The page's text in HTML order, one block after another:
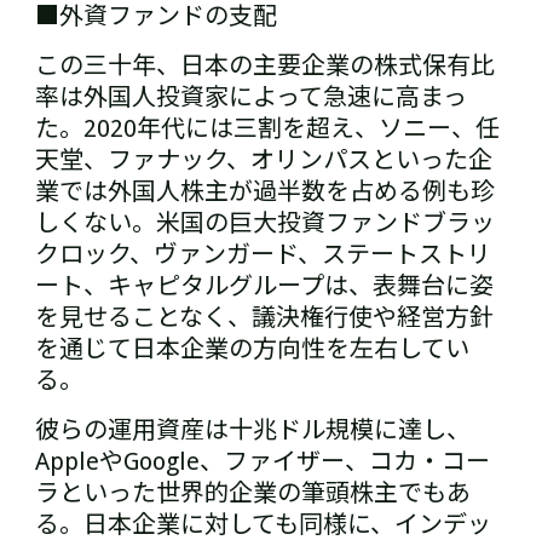
■外資ファンドの支配
この三十年、日本の主要企業の株式保有比
率は外国人投資家によって急速に高まっ
た。2020年代には三割を超え、ソニー、任
天堂、ファナック、オリンパスといった企
業では外国人株主が過半数を占める例も珍
しくない。米国の巨大投資ファンド――ブラッ
クロック、ヴァンガード、ステートストリ
ート、キャピタルグループ――は、表舞台に姿
を見せることなく、議決権行使や経営方針
を通じて日本企業の方向性を左右してい
る。
彼らの運用資産は十兆ドル規模に達し、
AppleやGoogle、ファイザー、コカ・コー
ラといった世界的企業の筆頭株主でもあ
る。日本企業に対しても同様に、インデッ